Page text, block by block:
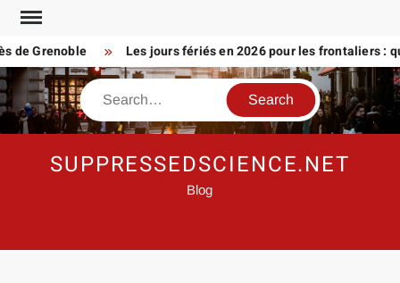
Skip
content
Grenoble Les jours fériés en 2026 pour les frontaliers : que
Search
SUPPRESSEDSCIENCE.NET
Blog